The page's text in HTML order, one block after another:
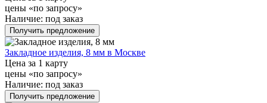
цены «по запросу»
Наличие: под заказ
Получить предложение
Закладное изделия, 8 мм в Москве
Цена за 1 карту
цены «по запросу»
Наличие: под заказ
Получить предложение